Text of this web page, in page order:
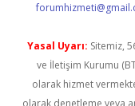
Yasal Uyarı: Sitemiz,
ve İletişim Kurumu
olarak hizmet
olarak denetleme veya